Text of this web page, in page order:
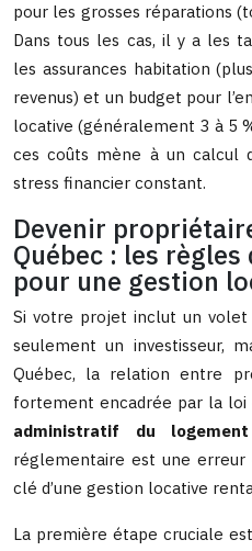
pour les grosses réparations
Dans tous les cas, il y a les
les assurances habitation
revenus) et un budget pour
locative (généralement 3 à 5
ces coûts mène à un calcul
stress financier constant.
Devenir
Québec : les
pour une gestion
Si votre projet inclut un volet
seulement un investisseur,
Québec, la relation entre
fortement encadrée par la loi
administratif du
réglementaire est une
clé d’une gestion locative
La première étape cruciale